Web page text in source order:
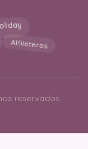
Alfileteros
reservados.